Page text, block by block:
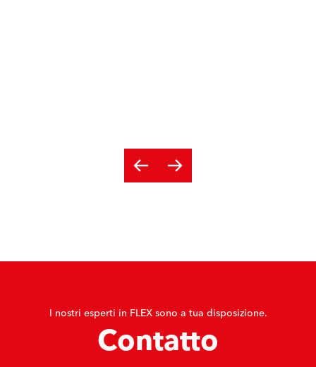
I nostri esperti in FLEX sono a tua disposizione.
Contatto